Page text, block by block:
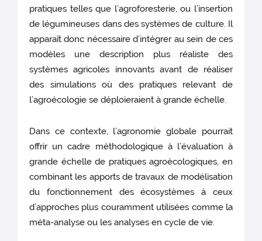
pratiques telles que l’agroforesterie, ou l’insertion
de légumineuses dans des systèmes de culture. Il
apparaît donc nécessaire d’intégrer au sein de ces
modèles une description plus réaliste des
systèmes agricoles innovants avant de réaliser
des simulations où des pratiques relevant de
l’agroécologie se déploieraient à grande échelle.
Dans ce contexte, l’agronomie globale pourrait
offrir un cadre méthodologique à l’évaluation à
grande échelle de pratiques agroécologiques, en
combinant les apports de travaux de modélisation
du fonctionnement des écosystèmes à ceux
d’approches plus couramment utilisées comme la
méta-analyse ou les analyses en cycle de vie.